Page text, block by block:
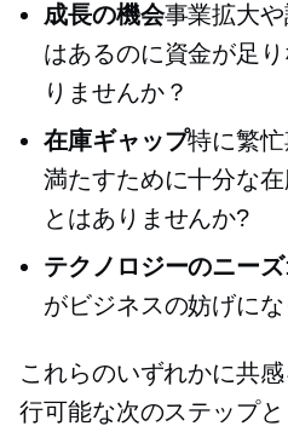
成長の機会事業拡大
はあるのに資金が足
りませんか？
在庫ギャップ特に繁
満たすために十分な
とはありませんか?
テクノロジーのニーズ
がビジネスの妨げに
これらのいずれかに共
行可能な次のステップ